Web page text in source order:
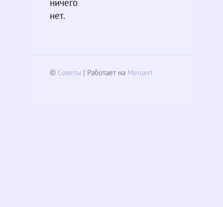
ничего
нет.
© Советы | Работает на Meruert